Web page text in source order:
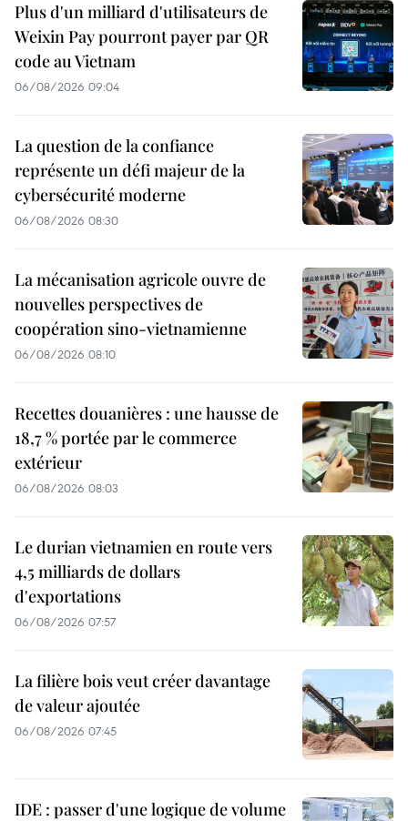
Plus d'un milliard d'utilisateurs de
Weixin Pay pourront payer par QR
code au Vietnam
06/08/2026 09:04
La question de la confiance
représente un défi majeur de la
cybersécurité moderne
06/08/2026 08:30
La mécanisation agricole ouvre de
nouvelles perspectives de
coopération sino-vietnamienne
06/08/2026 08:10
Recettes douanières : une hausse de
18,7 % portée par le commerce
extérieur
06/08/2026 08:03
Le durian vietnamien en route vers
4,5 milliards de dollars
d'exportations
06/08/2026 07:57
La filière bois veut créer davantage
de valeur ajoutée
06/08/2026 07:45
IDE : passer d'une logique de volume